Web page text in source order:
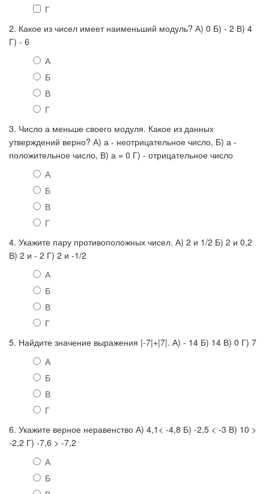
Г
2. Какое из чисел имеет наименьший модуль? А) 0 Б) - 2 В) 4
Г) - 6
А
Б
В
Г
3. Число а меньше своего модуля. Какое из данных
утверждений верно? А) а - неотрицательное число, Б) а -
положительное число, В) а = 0 Г) - отрицательное число
А
Б
В
Г
4. Укажите пару противоположных чисел. А) 2 и 1/2 Б) 2 и 0,2
В) 2 и - 2 Г) 2 и -1/2
А
Б
В
Г
5. Найдите значение выражения |-7|+|7|. А) - 14 Б) 14 В) 0 Г) 7
А
Б
В
Г
6. Укажите верное неравенство А) 4,1< -4,8 Б) -2,5 < -3 В) 10 >
-2,2 Г) -7,6 > -7,2
А
Б